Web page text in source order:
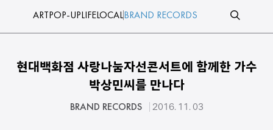
ARTPOP-UPLIFELOCALBRAND RECORDS
현대백화점 사랑나눔자선콘서트에 함께한 가수
박상민씨를 만나다
BRAND RECORDS 2016. 11. 03